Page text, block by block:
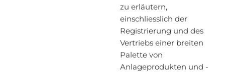
zu erläutern,
einschliesslich der
Registrierung und des
Vertriebs einer breiten
Palette von
Anlageprodukten und -